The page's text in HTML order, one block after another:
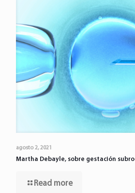
agosto 2, 2021
Martha Debayle, sobre gestación
Read more